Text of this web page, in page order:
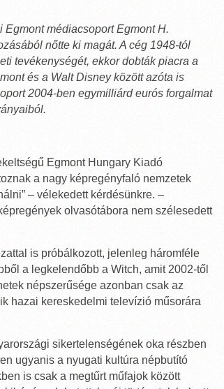
médiacsoport Egmont H.
nőtte ki magát. A cég 1948-tól
tevékenységét, ekkor dobták piacra a
és a Walt Disney között azóta is
2004-ben egymilliárd eurós forgalmat
Egmont Hungary Kiadó
a nagy képregényfaló nemzetek
– vélekedett kérdésünkre. –
olvasótábora nem szélesedett
is próbálkozott, jelenleg háromféle
a legkelendőbb a Witch, amit 2002-től
népszerűsége azonban csak az
hazai kereskedelmi televízió műsorára
sikertelenségének oka részben
ugyanis a nyugati kultúra népbutító
is csak a megtűrt műfajok között